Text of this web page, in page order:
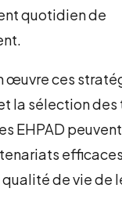
quotidien de
œuvre ces
la sélection
EHPAD
de vie de